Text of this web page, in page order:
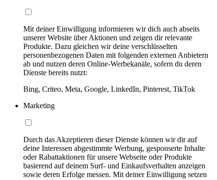
Mit deiner Einwilligung informieren wir dich auch abseits
unserer Website über Aktionen und zeigen dir relevante
Produkte. Dazu gleichen wir deine verschlüsselten
personenbezogenen Daten mit folgenden externen Anbietern
ab und nutzen deren Online-Werbekanäle, sofern du deren
Dienste bereits nutzt:
Bing, Criteo, Meta, Google, LinkedIn, Pinterest, TikTok
Marketing
Durch das Akzeptieren dieser Dienste können wir dir auf
deine Interessen abgestimmte Werbung, gesponserte Inhalte
oder Rabattaktionen für unsere Webseite oder Produkte
basierend auf deinem Surf- und Einkaufsverhalten anzeigen
sowie deren Erfolge messen. Mit deiner Einwilligung setzen